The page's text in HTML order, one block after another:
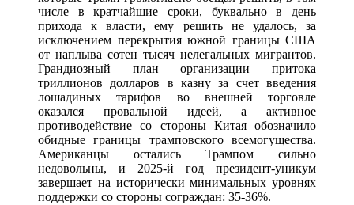
числе в кратчайшие сроки, буквально в день
прихода к власти, ему решить не удалось, за
исключением перекрытия южной границы США
от наплыва сотен тысяч нелегальных мигрантов.
Грандиозный план организации притока
триллионов долларов в казну за счет введения
лошадиных тарифов во внешней торговле
оказался провальной идеей, а активное
противодействие со стороны Китая обозначило
обидные границы трамповского всемогущества.
Американцы остались Трампом сильно
недовольны, и 2025-й год президент-уникум
завершает на исторически минимальных уровнях
поддержки со стороны сограждан: 35-36%.